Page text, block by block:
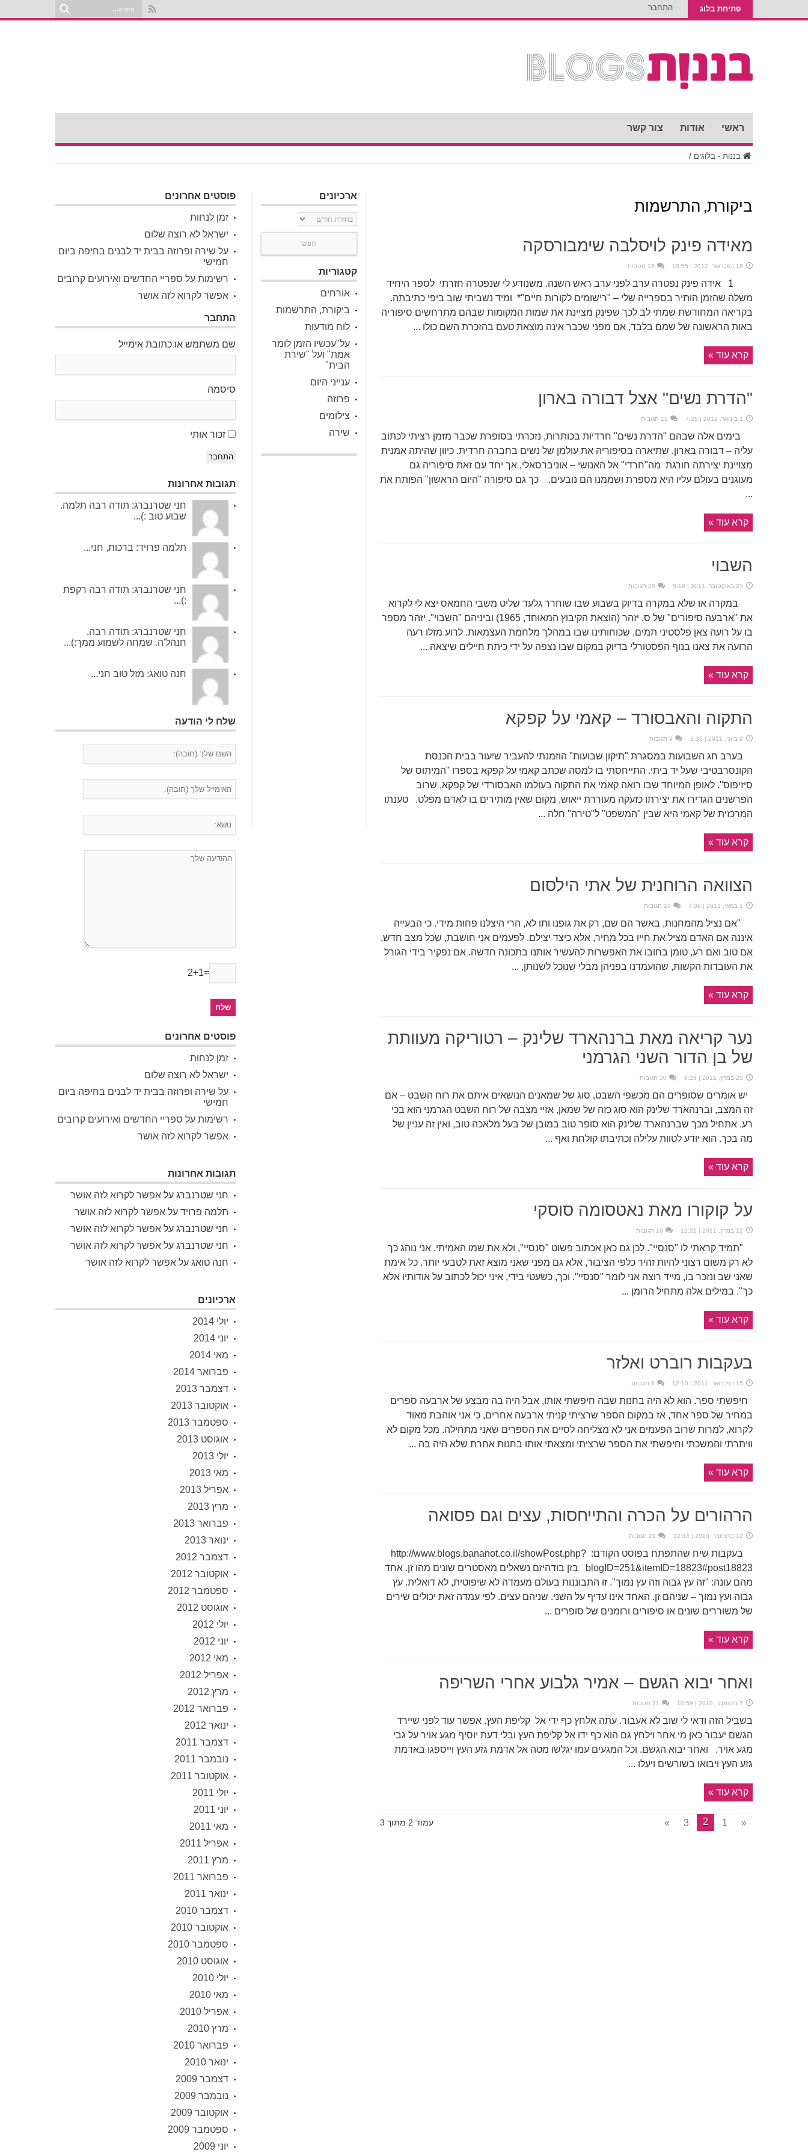
פתיחת בלוג התחבר
ראשי אודות צור קשר
בננות - בלוגים /
ביקורת, התרשמות
מאידה פינק לויסלבה שימבורסקה
16 בפברואר, 2012 | 10:55 15 תגובות
1 אידה פינק נפטרה ערב לפני ערב ראש השנה. משנודע לי שנפטרה חזרתי לספר היחיד
משלה שהזמן הותיר בספרייה שלי – "רישומים לקורות חיים"* ומיד נשביתי שוב ביפי כתיבתה.
בקריאה המחודשת שמתי לב לכך שפינק מציינת את שמות המקומות שבהם מתרחשים סיפוריה
באות הראשונה של שמם בלבד, אם מפני שכבר אינה מוצאת טעם בהזכרת השם כולו ...
קרא עוד »
"הדרת נשים" אצל דבורה בארון
1 בינואר, 2012 | 7:25 11 תגובות
בימים אלה שבהם "הדרת נשים" חרדיות בכותרות, נזכרתי בסופרת שכבר מזמן רציתי לכתוב
עליה – דבורה בארון, שתיארה בסיפוריה את עולמן של נשים בחברה חרדית. כיוון שהיתה אמנית
מצויינת יצירתה חורגת מה"חרדי" אל האנושי – אוניברסאלי, אך יחד עם זאת סיפוריה גם
מעוגנים בעולם עליו היא מספרת ושממנו הם נובעים. כך גם סיפורה "היום הראשון" הפותח את
...
קרא עוד »
השבוי
23 באוקטובר, 2011 | 5:19 20 תגובות
במקרה או שלא במקרה בדיוק בשבוע שבו שוחרר גלעד שליט משבי החמאס יצא לי לקרוא
את "ארבעה סיפורים" של ס. יזהר (הוצאת הקיבוץ המאוחד, 1965) וביניהם "השבוי". יזהר מספר
בו על רועה צאן פלסטיני תמים, שכוחותינו שבו במהלך מלחמת העצמאות. לרוע מזלו רעה
הרועה את צאנו בנוף הפסטורלי בדיוק במקום שבו נצפה על ידי כיתת חיילים שיצאה ...
קרא עוד »
התקוה והאבסורד – קאמי על קפקא
9 ביוני, 2011 | 3:35 9 תגובות
בערב חג השבועות במסגרת "תיקון שבועות" הוזמנתי להעביר שיעור בבית הכנסת
הקונסרבטיבי שעל יד ביתי. התייחסתי בו למסה שכתב קאמי על קפקא בספרו "המיתוס של
סיזיפוס". לאופן המיוחד שבו רואה קאמי את התקוה בעולמו האבסורדי של קפקא, שרוב
הפרשנים הגדירו את יצירתו כזעקה מעוררת ייאוש, מקום שאין מותירים בו לאדם מפלט. טענתו
המרכזית של קאמי היא שבין "המשפט" ל"טירה" חלה ...
קרא עוד »
הצוואה הרוחנית של אתי הילסום
1 במאי, 2011 | 7:38 10 תגובות
"אם נציל מהמחנות, באשר הם שם, רק את גופנו ותו לא, הרי היצלנו פחות מידי. כי הבעייה
איננה אם האדם מציל את חייו בכל מחיר, אלא כיצד יצילם. לפעמים אני חושבת, שכל מצב חדש,
אם טוב ואם רע, טומן בחובו את האפשרות להעשיר אותנו בתכונה חדשה. אם נפקיר בידי הגורל
את העובדות הקשות, שהועמדנו בפניהן מבלי שנוכל לשנותן, ...
קרא עוד »
נער קריאה מאת ברנהארד שלינק – רטוריקה מעוותת
של בן הדור השני הגרמני
23 במרץ, 2011 | 8:28 30 תגובות
יש אומרים שסופרים הם מכשפי השבט, סוג של שמאנים הנושאים איתם את רוח השבט – אם
זה המצב, וברנהארד שלינק הוא סוג כזה של שמאן, אזיי מצבה של רוח השבט הגרמני הוא בכי
רע. אתחיל מכך שברנהארד שלינק הוא סופר טוב במובן של בעל מלאכה טוב, ואין זה עניין של
מה בכך. הוא יודע לטוות עלילה וכתיבתו קולחת ואף ...
קרא עוד »
על קוקורו מאת נאטסומה סוסקי
12 במרץ, 2011 | 12:21 16 תגובות
"תמיד קראתי לו "סנסיי". לכן גם כאן אכתוב פשוט "סנסיי", ולא את שמו האמיתי. אני נוהג כך
לא רק משום רצוני להיות זהיר כלפי הציבור, אלא גם מפני שאני מוצא זאת לטבעי יותר. כל אימת
שאני שב ונזכר בו, מייד רוצה אני לומר "סנסיי". וכך, כשעטי בידי, איני יכול לכתוב על אודותיו אלא
כך". במילים אלה מתחיל הרומן ...
קרא עוד »
בעקבות רוברט ואלזר
15 בפברואר, 2011 | 12:10 8 תגובות
חיפשתי ספר. הוא לא היה בחנות שבה חיפשתי אותו, אבל היה בה מבצע של ארבעה ספרים
במחיר של ספר אחד, אז במקום הספר שרציתי קניתי ארבעה אחרים, כי אני אוהבת מאוד
לקרוא, למרות שרוב הפעמים אני לא מצליחה לסיים את הספרים שאני מתחילה. מכל מקום לא
וויתרתי והמשכתי וחיפשתי את הספר שרציתי ומצאתי אותו בחנות אחרת שלא היה בה ...
קרא עוד »
הרהורים על הכרה והתייחסות, עצים וגם פסואה
12 בדצמבר, 2010 | 12:44 21 תגובות
בעקבות שיח שהתפתח בפוסט הקודם: http://www.blogs.bananot.co.il/showPost.php?
blogID=251&itemID=18823#post18823 בזן בודהיזם נשאלים מאסטרים שונים מהו זן. אחד
מהם עונה: "זה עץ גבוה וזה עץ נמוך". זו התבוננות בעולם מעמדה לא שיפוטית, לא דואלית. עץ
גבוה ועץ נמוך – שניהם זן. האחד אינו עדיף על השני. שניהם עצים. לפי עמדה זאת יכולים שירים
של משוררים שונים או סיפורים ורומנים של סופרים ...
קרא עוד »
ואחר יבוא הגשם – אמיר גלבוע אחרי השריפה
7 בדצמבר, 2010 | 10:59 21 תגובות
בשביל הזה ודאי לי שוב לא אעבור. עתה אלחץ כף ידי אל קליפת העץ. אפשר עוד לפני שיירד
הגשם יעבור כאן מי אחר וילחץ גם הוא כף ידו אל קליפת העץ ובלי דעת יוסיף מגע אויר על גבי
מגע אויר. ואחר יבוא הגשם. וכל המגעים עמו יגלשו מטה אל אדמת גזע העץ וייספגו באדמת
גזע העץ ויבואו בשורשים ויעלו ...
קרא עוד »
עמוד 2 מתוך 3 «
1
2
3
»
ארכיונים
ארכיונים
קטגוריות
אורחים
ביקורת, התרשמות
לוח מודעות
על"עכשיו הזמן לומר
אמת" ועל "שירת
הבית"
ענייני היום
פרוזה
צילומים
שירה
פוסטים אחרונים
זמן לנחות
ישראל לא רוצה שלום
על שירה ופרוזה בבית יד לבנים בחיפה ביום
חמישי
רשימות על ספריי החדשים ואירועים קרובים
אפשר לקרוא לזה אושר
התחבר
שם משתמש או כתובת אימייל
סיסמה
זכור אותי
התחבר
תגובות אחרונות
חני שטרנברג: תודה רבה תלמה.
שבוע טוב :)...
תלמה פרויד: ברכות, חני...
חני שטרנברג: תודה רבה רקפת
:)...
חני שטרנברג: תודה רבה,
חנהל'ה. שמחה לשמוע ממך:)...
חנה טואג: מזל טוב חני...
שלח לי הודעה
2+1=
פוסטים אחרונים
זמן לנחות
ישראל לא רוצה שלום
על שירה ופרוזה בבית יד לבנים בחיפה ביום
חמישי
רשימות על ספריי החדשים ואירועים קרובים
אפשר לקרוא לזה אושר
תגובות אחרונות
חני שטרנברג על אפשר לקרוא לזה אושר
תלמה פרויד על אפשר לקרוא לזה אושר
חני שטרנברג על אפשר לקרוא לזה אושר
חני שטרנברג על אפשר לקרוא לזה אושר
חנה טואג על אפשר לקרוא לזה אושר
ארכיונים
יולי 2014
יוני 2014
מאי 2014
פברואר 2014
דצמבר 2013
אוקטובר 2013
ספטמבר 2013
אוגוסט 2013
יולי 2013
מאי 2013
אפריל 2013
מרץ 2013
פברואר 2013
ינואר 2013
דצמבר 2012
אוקטובר 2012
ספטמבר 2012
אוגוסט 2012
יולי 2012
יוני 2012
מאי 2012
אפריל 2012
מרץ 2012
פברואר 2012
ינואר 2012
דצמבר 2011
נובמבר 2011
אוקטובר 2011
יולי 2011
יוני 2011
מאי 2011
אפריל 2011
מרץ 2011
פברואר 2011
ינואר 2011
דצמבר 2010
אוקטובר 2010
ספטמבר 2010
אוגוסט 2010
יולי 2010
מאי 2010
אפריל 2010
מרץ 2010
פברואר 2010
ינואר 2010
דצמבר 2009
נובמבר 2009
אוקטובר 2009
ספטמבר 2009
יוני 2009